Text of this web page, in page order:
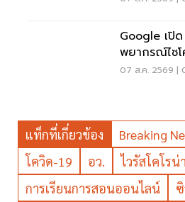
Google เปิ
พยากรณ์ไซโ
07 ส.ค. 2569 |
แท็กที่เกี่ยวข้อง Breaking
โควิด-19
อว. ไวรัสโคโรน่า
การเรียนการสอนออนไลน์